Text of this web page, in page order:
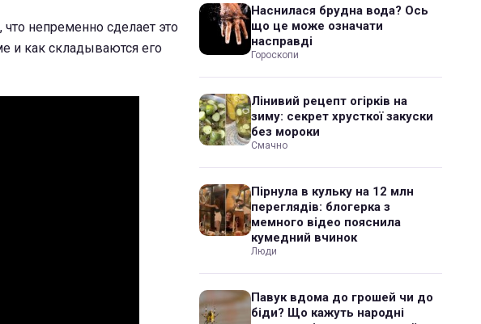
непременно сделает это
и как складываются его
Наснилася брудна вода? Ось
що це може означати
насправді
Гороскопи
Лінивий рецепт огірків на
зиму: секрет хрусткої закуски
без мороки
Смачно
Пірнула в кульку на 12 млн
переглядів: блогерка з
мемного відео пояснила
кумедний вчинок
Люди
Павук вдома до грошей чи до
біди? Що кажуть народні